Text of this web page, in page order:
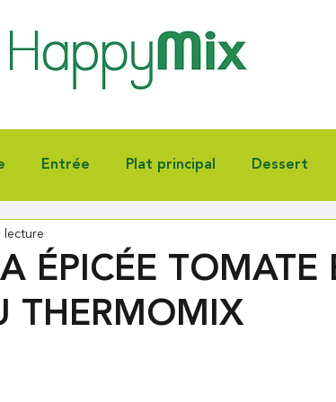
Entrée Plat principal Dessert
Fêtes
ÉPICÉE TOMATE
THERMOMIX
lecture